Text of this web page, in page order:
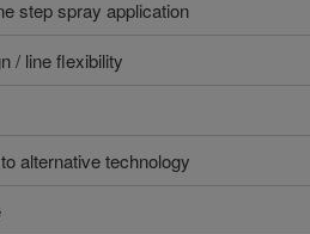
step spray application
/ line flexibility
alternative technology